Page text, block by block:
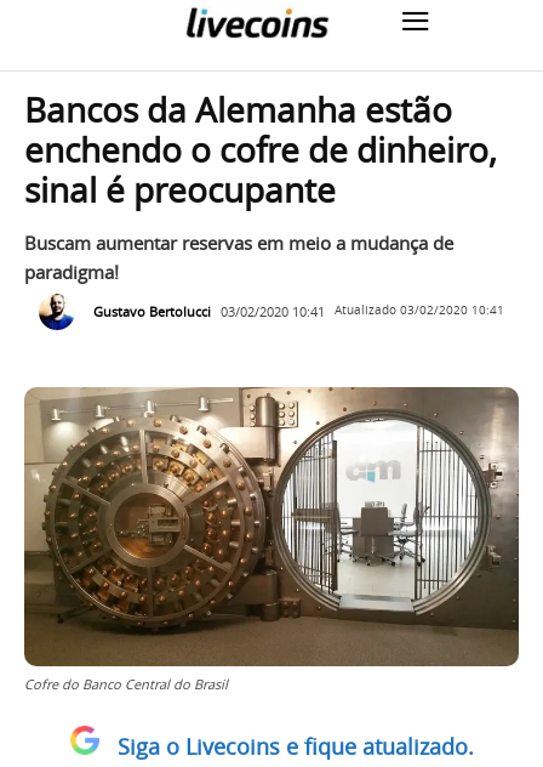
Bancos da Alemanha estão
enchendo o cofre de dinheiro,
sinal é preocupante
Buscam aumentar reservas em meio a mudança de
paradigma!
Gustavo Bertolucci 03/02/2020 10:41 Atualizado 03/02/2020 10:41
Cofre do Banco Central do Brasil
Siga o Livecoins e fique atualizado.